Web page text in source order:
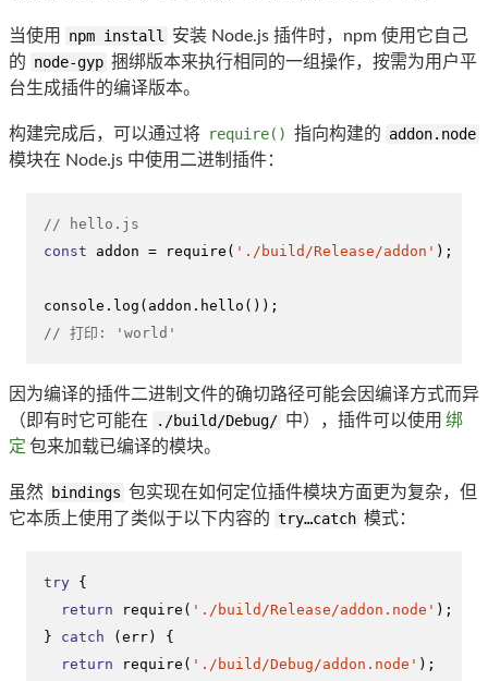
当使用 npm install
安装 Node.js 插件时，npm 使用它自己
的 node-gyp 捆绑版本来执行相同的一组操作，按需为用户平
台生成插件的编译版本。
构建完成后，可以通过将 require() 指向构建的 addon.node
模块在 Node.js 中使用二进制插件：
// hello.js
const addon = require ( './build/Release/addon' );
console . log (addon. hello
// 打印: 'world'
因为编译的插件二进制文件的确切路径可能会因编译方式而异
（即有时它可能在
./build/Debug/ 中），插件可以使用 绑
定 包来加载已编译的模块。
虽然 bindings 包实现在如何定位插件模块方面更为复杂，但
它本质上使用了类似于以下内容的 try…catch 模式：
try {
return
require ( './build/Release/addon.node' );
} catch (err) {
return
require ( './build/Debug/addon.node' );